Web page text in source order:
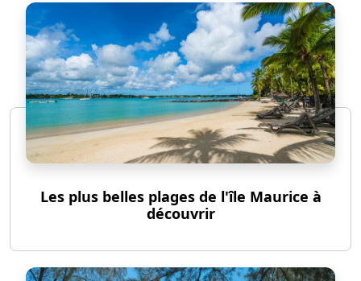
Les plus belles plages de l'île Maurice à
découvrir